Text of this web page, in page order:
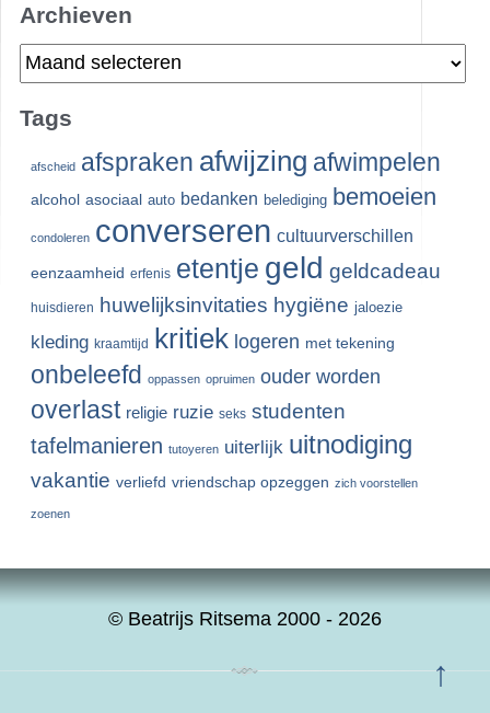
↑
Archieven
Archieven
Tags
afscheid afspraken afwijzing afwimpelen
alcohol asociaal auto bedanken belediging bemoeien
condoleren converseren cultuurverschillen
eenzaamheid erfenis etentje geld geldcadeau
huisdieren huwelijksinvitaties hygiëne jaloezie
kleding kraamtijd kritiek logeren met tekening
onbeleefd oppassen opruimen ouder worden
overlast religie ruzie seks studenten
tafelmanieren tutoyeren uiterlijk uitnodiging
vakantie verliefd vriendschap opzeggen zich voorstellen
zoenen
© Beatrijs Ritsema 2000 - 2026